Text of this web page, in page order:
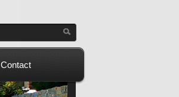
Contact